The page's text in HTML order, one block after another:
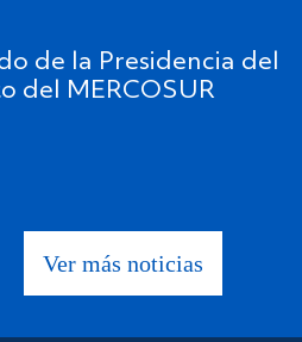
de la Presidencia del
del MERCOSUR
Ver más noticias